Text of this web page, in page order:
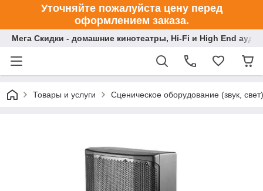
Уточняйте пожалуйста цену перед
оформлением заказа.
Мега Скидки - домашние кинотеатры, Hi-Fi и High End
Товары и услуги Сценическое оборудование (звук, свет)